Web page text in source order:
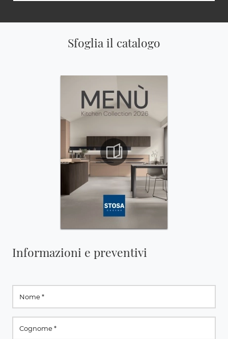
Sfoglia il catalogo
Informazioni e preventivi